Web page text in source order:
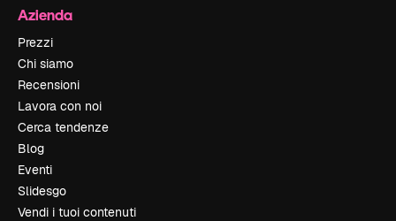
Azienda
Prezzi
Chi siamo
Recensioni
Lavora con noi
Cerca tendenze
Blog
Eventi
Slidesgo
Vendi i tuoi contenuti